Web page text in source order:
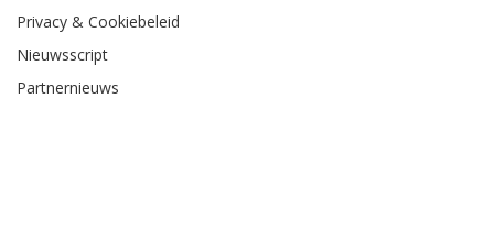
Privacy & Cookiebeleid
Nieuwsscript
Partnernieuws